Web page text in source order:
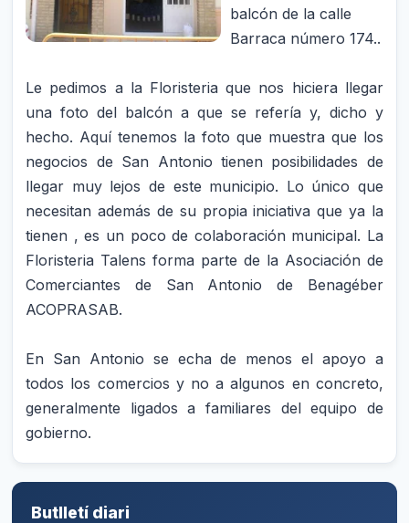
balcón de la calle
Barraca número 174..
Le pedimos a la Floristeria que nos hiciera llegar
una foto del balcón a que se refería y, dicho y
hecho. Aquí tenemos la foto que muestra que los
negocios de San Antonio tienen posibilidades de
llegar muy lejos de este municipio. Lo único que
necesitan además de su propia iniciativa que ya la
tienen , es un poco de colaboración municipal. La
Floristeria Talens forma parte de la Asociación de
Comerciantes de San Antonio de Benagéber
ACOPRASAB.
En San Antonio se echa de menos el apoyo a
todos los comercios y no a algunos en concreto,
generalmente ligados a familiares del equipo de
gobierno.
Butlletí diari